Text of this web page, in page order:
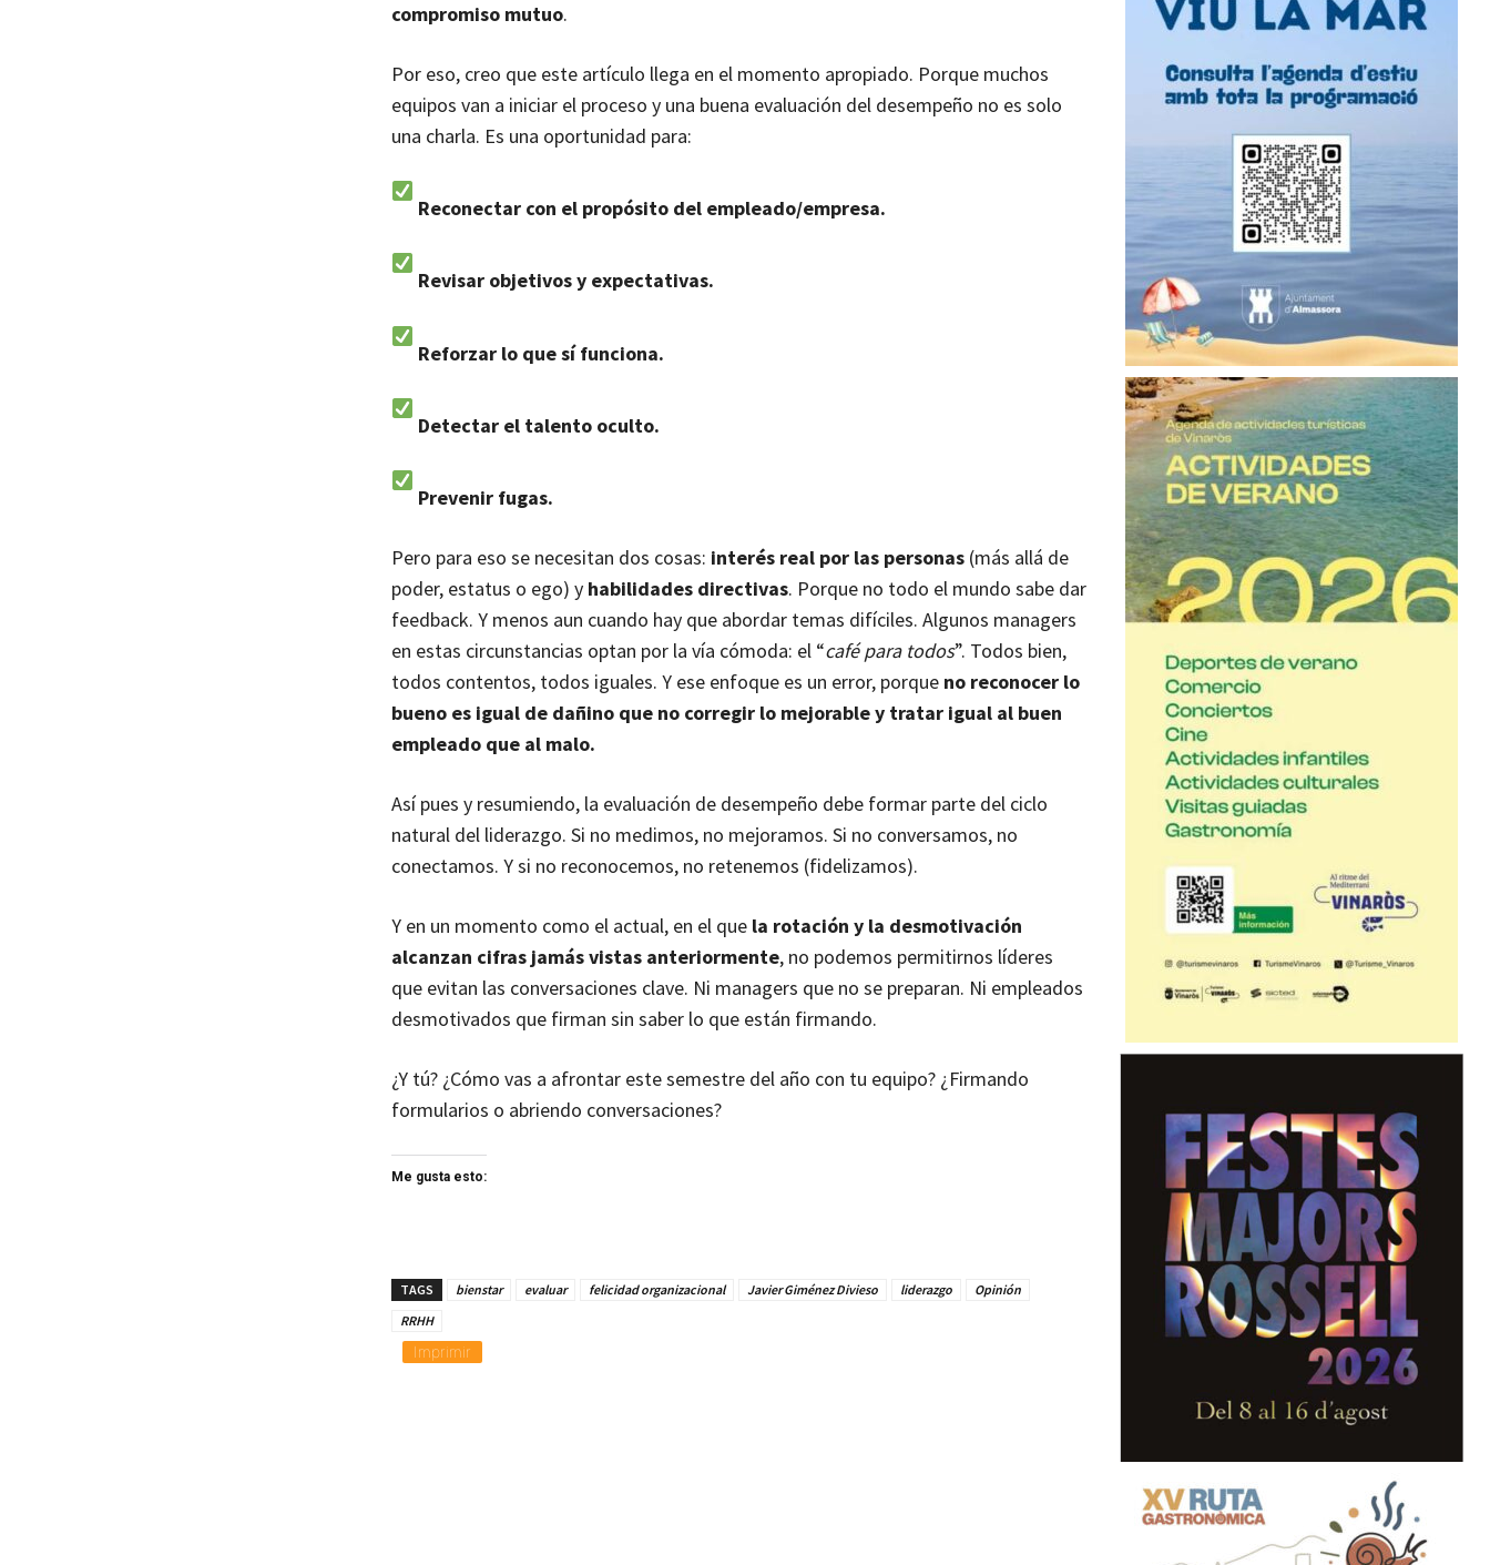
compromiso mutuo.
Por eso, creo que este artículo llega en el momento apropiado. Porque muchos
equipos van a iniciar el proceso y una buena evaluación del desempeño no es solo
una charla. Es una oportunidad para:
Reconectar con el propósito del empleado/empresa.
Revisar objetivos y expectativas.
Reforzar lo que sí funciona.
Detectar el talento oculto.
Prevenir fugas.
Pero para eso se necesitan dos cosas: interés real por las personas(más allá de
poder, estatus o ego) y habilidades directivas. Porque no todo el mundo sabe dar
feedback. Y menos aun cuando hay que abordar temas difíciles. Algunos managers
en estas circunstancias optan por la vía cómoda: el “café para todos”. Todos bien,
todos contentos, todos iguales. Y ese enfoque es un error, porque no reconocer lo
bueno es igual de dañino que no corregir lo mejorabley tratar igual al buen
empleado que al malo.
Así pues y resumiendo, la evaluación de desempeño debe formar parte del ciclo
natural del liderazgo. Si no medimos, no mejoramos. Si no conversamos, no
conectamos. Y si no reconocemos, no retenemos (fidelizamos).
Y en un momento como el actual, en el que la rotación y la desmotivación
alcanzan cifras jamás vistas anteriormente, no podemos permitirnos líderes
que evitan las conversaciones clave. Ni managers que no se preparan. Ni empleados
desmotivados que firman sin saber lo que están firmando.
¿Y tú? ¿Cómo vas a afrontar este semestre del año con tu equipo? ¿Firmando
formularios o abriendo conversaciones?
Me gusta esto:
TAGS bienstar evaluar felicidad organizacional Javier Giménez Divieso liderazgo
Opinión
RRHH
Imprimir